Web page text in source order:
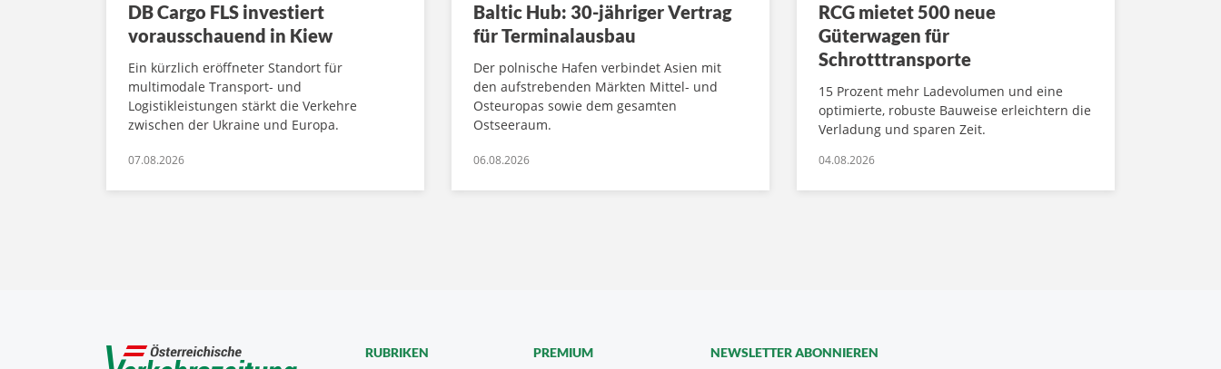
DB Cargo FLS investiert
vorausschauend in Kiew
Ein kürzlich eröffneter Standort für
multimodale Transport- und
Logistikleistungen stärkt die Verkehre
zwischen der Ukraine und Europa.
07.08.2026
Baltic Hub: 30-jähriger Vertrag
für Terminalausbau
Der polnische Hafen verbindet Asien mit
den aufstrebenden Märkten Mittel- und
Osteuropas sowie dem gesamten
Ostseeraum.
06.08.2026
RCG mietet 500 neue
Güterwagen für
Schrotttransporte
15 Prozent mehr Ladevolumen und eine
optimierte, robuste Bauweise erleichtern die
Verladung und sparen Zeit.
04.08.2026
NEWSLETTER ABONNIEREN
RUBRIKEN PREMIUM